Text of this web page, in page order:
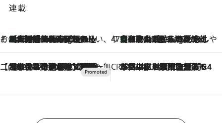
連載
そおだよおこの関西おいしい、おやつ紀行
47 Minutes Ago
［大阪府箕面市］一皿一皿目の前で仕上げられる、料理を巧みに組み込んだアシェットデセールコース「ミチル アシェット デセール（Michiru assiette dessert）」 47都道府県の手みやげ ひんやりスイーツで夏を満喫
47 Minutes Ago
【和歌山県】この夏絶対食べたい 冷やしておいしいおやつ3選 みかんがごろっと丸ごと入ったジュレ
【CREA×星野リゾート】唯一無二。癒しと発見が待つ場所へ
2026.8.7
【トンボの足水浴】ヒノキの香りに包まれて涼感マックス！約13℃の湧水かけ流しを避暑地「星野温泉 トンボの湯」で体験 CREA'S CHOICE
2026.8.7
「立川にも歌舞伎があるんだよ」 片岡仁左衛門・市川中車ら豪華座組みで4年目の立川立飛歌舞伎へ